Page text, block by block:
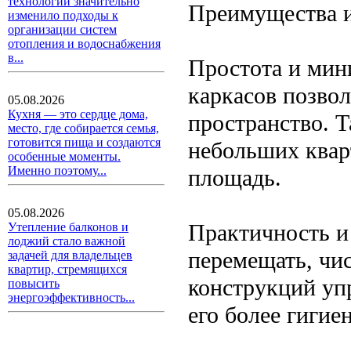
изменило подходы к
организации систем
отопления и водоснабжения
в...
05.08.2026
Кухня — это сердце дома,
место, где собирается семья,
готовится пища и создаются
особенные моменты.
Именно поэтому...
05.08.2026
Утепление балконов и
лоджий стало важной
задачей для владельцев
квартир, стремящихся
повысить
энергоэффективность...
Преимущества
Простота и
каркасов
пространство.
небольших
площадь.
Практичность
перемещать,
конструкций
его более